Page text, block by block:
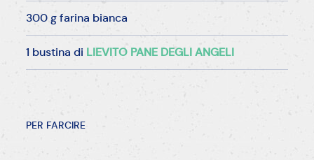
300 g farina bianca
1 bustina di LIEVITO PANE DEGLI ANGELI
PER FARCIRE